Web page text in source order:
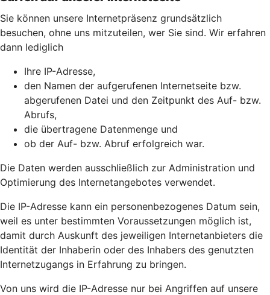
Sie können unsere Internetpräsenz grundsätzlich
besuchen, ohne uns mitzuteilen, wer Sie sind. Wir erfahren
dann lediglich
Ihre IP-Adresse,
den Namen der aufgerufenen Internetseite bzw.
abgerufenen Datei und den Zeitpunkt des Auf- bzw.
Abrufs,
die übertragene Datenmenge und
ob der Auf- bzw. Abruf erfolgreich war.
Die Daten werden ausschließlich zur Administration und
Optimierung des Internetangebotes verwendet.
Die IP-Adresse kann ein personenbezogenes Datum sein,
weil es unter bestimmten Voraussetzungen möglich ist,
damit durch Auskunft des jeweiligen Internetanbieters die
Identität der Inhaberin oder des Inhabers des genutzten
Internetzugangs in Erfahrung zu bringen.
Von uns wird die IP-Adresse nur bei Angriffen auf unsere